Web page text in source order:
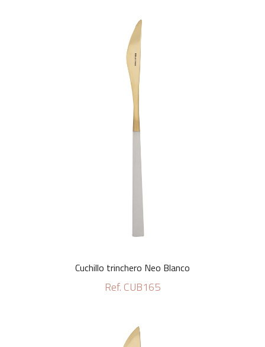
Cuchillo trinchero Neo Blanco
Ref. CUB165